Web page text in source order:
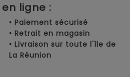
ligne :
• Paiement sécurisé
• Retrait en magasin
• Livraison sur toute l'île de
La Réunion